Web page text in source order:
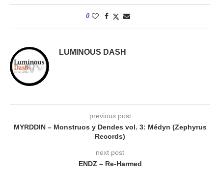
0
LUMINOUS DASH
previous post
MYRDDIN – Monstruos y Dendes vol. 3: Médyn (Zephyrus
Records)
next post
ENDZ – Re-Harmed